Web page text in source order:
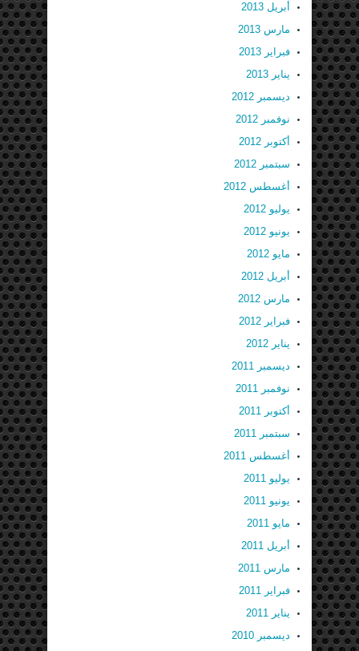
أبريل 2013
مارس 2013
فبراير 2013
يناير 2013
ديسمبر 2012
نوفمبر 2012
أكتوبر 2012
سبتمبر 2012
أغسطس 2012
يوليو 2012
يونيو 2012
مايو 2012
أبريل 2012
مارس 2012
فبراير 2012
يناير 2012
ديسمبر 2011
نوفمبر 2011
أكتوبر 2011
سبتمبر 2011
أغسطس 2011
يوليو 2011
يونيو 2011
مايو 2011
أبريل 2011
مارس 2011
فبراير 2011
يناير 2011
ديسمبر 2010